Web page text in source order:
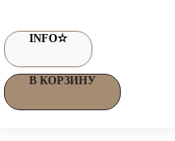
INFO✫
В КОРЗИНУ